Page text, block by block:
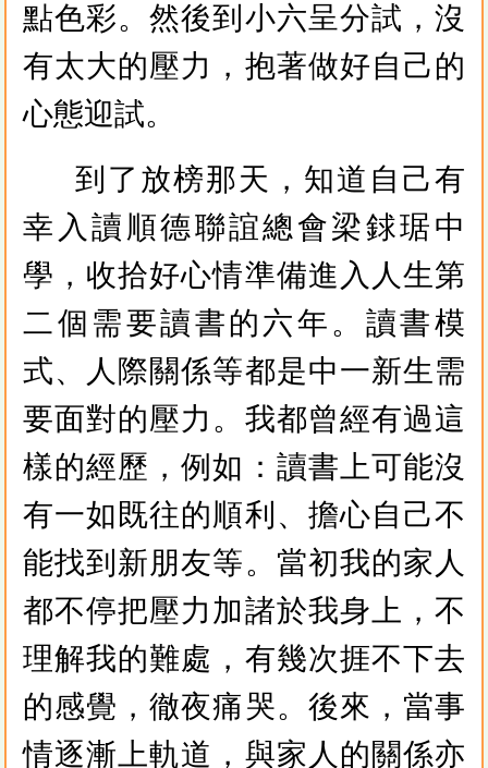
點色彩。然後到小六呈分試，沒
有太大的壓力，抱著做好自己的
心態迎試。
到了放榜那天，知道自己有
幸入讀順德聯誼總會梁銶琚中
學，收拾好心情準備進入人生第
二個需要讀書的六年。讀書模
式、人際關係等都是中一新生需
要面對的壓力。我都曾經有過這
樣的經歷，例如：讀書上可能沒
有一如既往的順利、擔心自己不
能找到新朋友等。當初我的家人
都不停把壓力加諸於我身上，不
理解我的難處，有幾次捱不下去
的感覺，徹夜痛哭。後來，當事
情逐漸上軌道，與家人的關係亦